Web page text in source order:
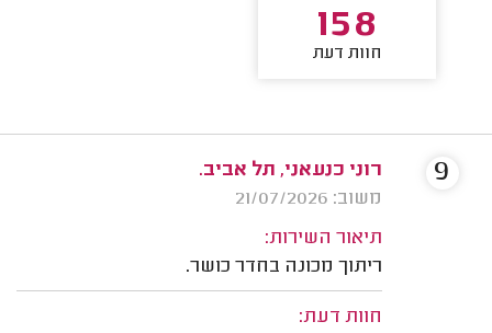
158
חוות דעת
רוני כנעאני, תל אביב.
משוב: 21/07/2026
תיאור השירות:
ריתוך מכונה בחדר כושר.
חוות דעת:
9